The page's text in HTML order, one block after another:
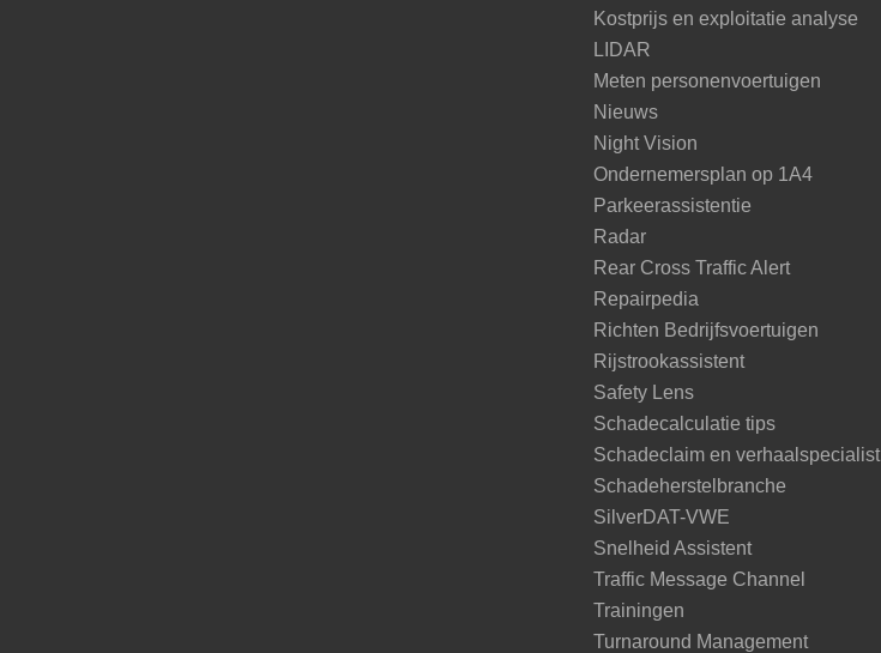
Kostprijs en exploitatie analyse
LIDAR
Meten personenvoertuigen
Nieuws
Night Vision
Ondernemersplan op 1A4
Parkeerassistentie
Radar
Rear Cross Traffic Alert
Repairpedia
Richten Bedrijfsvoertuigen
Rijstrookassistent
Safety Lens
Schadecalculatie tips
Schadeclaim en verhaalspecialist
Schadeherstelbranche
SilverDAT-VWE
Snelheid Assistent
Traffic Message Channel
Trainingen
Turnaround Management